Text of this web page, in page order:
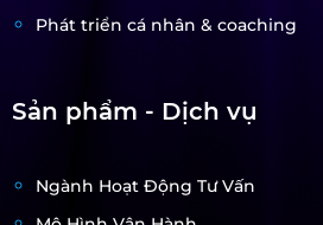
Phát triển cá nhân & coaching
Sản phẩm - Dịch vụ
Ngành Hoạt Động Tư Vấn